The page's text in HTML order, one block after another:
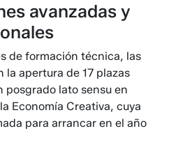
avanzadas y
de formación técnica, las
apertura de 17 plazas
posgrado lato sensu en
Economía Creativa, cuya
para arrancar en el año